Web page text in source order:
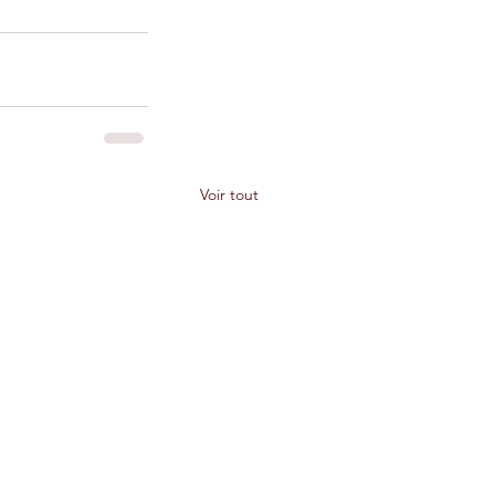
Voir tout